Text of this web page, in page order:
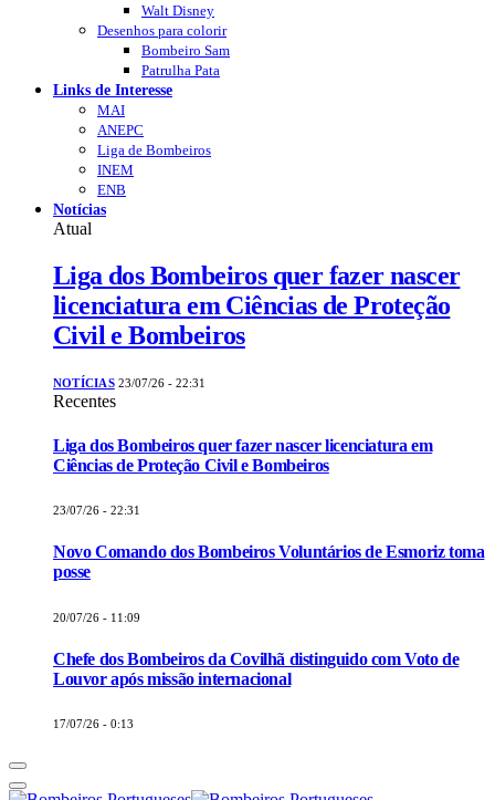
Walt Disney
Desenhos para colorir
Bombeiro Sam
Patrulha Pata
Links de Interesse
MAI
ANEPC
Liga de Bombeiros
INEM
ENB
Notícias
Atual
Liga dos Bombeiros quer fazer nascer
licenciatura em Ciências de Proteção
Civil e Bombeiros
NOTÍCIAS 23/07/26 - 22:31
Recentes
Liga dos Bombeiros quer fazer nascer licenciatura em
Ciências de Proteção Civil e Bombeiros
23/07/26 - 22:31
Novo Comando dos Bombeiros Voluntários de Esmoriz toma
posse
20/07/26 - 11:09
Chefe dos Bombeiros da Covilhã distinguido com Voto de
Louvor após missão internacional
17/07/26 - 0:13